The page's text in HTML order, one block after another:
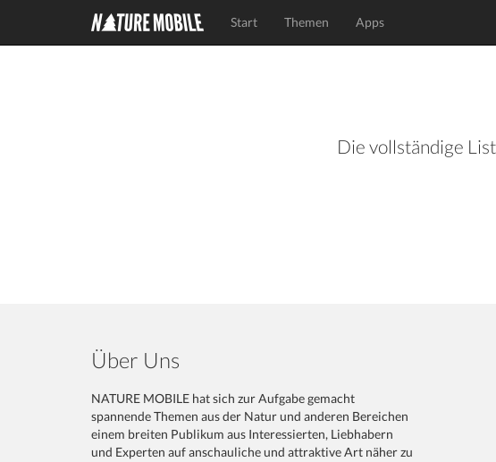
Start Themen Apps
Die vollständige
Über Uns
NATURE MOBILE hat sich zur Aufgabe gemacht
spannende Themen aus der Natur und anderen Bereichen
einem breiten Publikum aus Interessierten, Liebhabern
und Experten auf anschauliche und attraktive Art näher zu